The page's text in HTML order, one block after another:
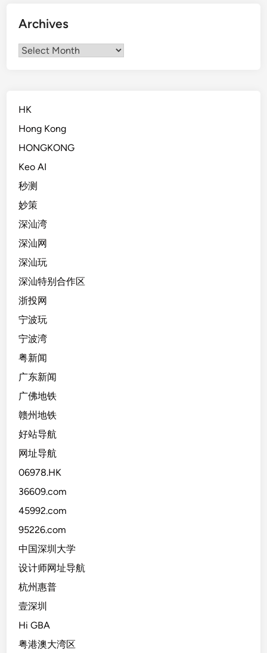
Archives
Archives
HK
Hong Kong
HONGKONG
Keo AI
秒测
妙策
深汕湾
深汕网
深汕玩
深汕特别合作区
浙投网
宁波玩
宁波湾
粤新闻
广东新闻
广佛地铁
赣州地铁
好站导航
网址导航
06978.HK
36609.com
45992.com
95226.com
中国深圳大学
设计师网址导航
杭州惠普
壹深圳
Hi GBA
粤港澳大湾区